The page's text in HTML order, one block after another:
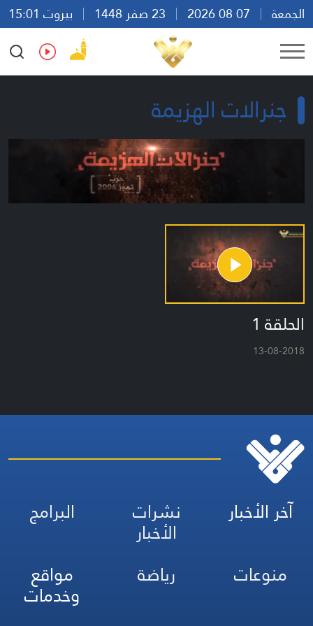
الجمعة
بيروت 15:01
Ar
En Fr Es
جنرالات الهزيمة
الحلقة 1
13-08-2018
آخر الأخبار نشرات
الأخبار
البرامج
منوعات
رياضة مواقع
وخدمات